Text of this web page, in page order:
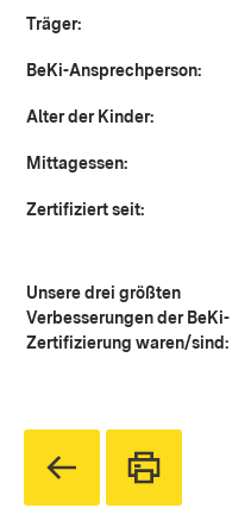
Träger:
BeKi-Ansprechperson:
Alter der Kinder:
Mittagessen:
Zertifiziert seit:
Unsere drei größten
Verbesserungen der BeKi-
Zertifizierung waren/sind: